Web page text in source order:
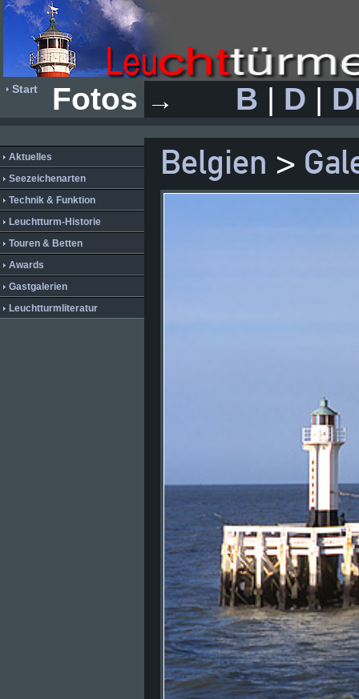
Start Fotos → B | D |
Aktuelles
Seezeichenarten
Technik & Funktion
Leuchtturm-Historie
Touren & Betten
Awards
Gastgalerien
Leuchtturmliteratur
Belgien >